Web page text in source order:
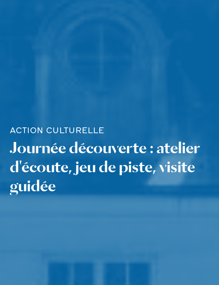
ACTION CULTURELLE
Journée découverte : atelier
d'écoute, jeu de piste, visite
guidée